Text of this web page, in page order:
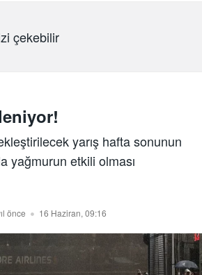
çekebilir
yarış hafta sonunun
yağmurun etkili olması
önce 16 Haziran, 09:16